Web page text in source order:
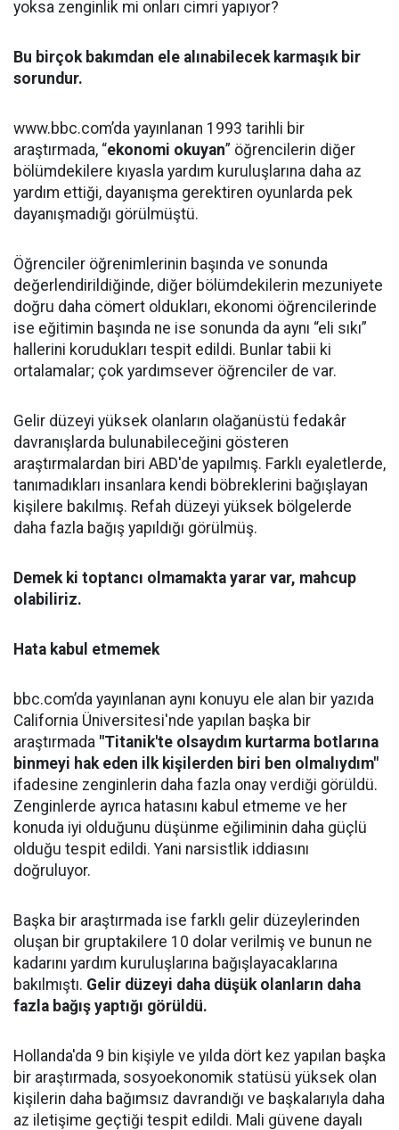
yoksa zenginlik mi onları cimri yapıyor?
Bu birçok bakımdan ele alınabilecek karmaşık bir
sorundur.
www.bbc.com’da yayınlanan 1993 tarihli bir
araştırmada, “ekonomi okuyan” öğrencilerin diğer
bölümdekilere kıyasla yardım kuruluşlarına daha az
yardım ettiği, dayanışma gerektiren oyunlarda pek
dayanışmadığı görülmüştü.
Öğrenciler öğrenimlerinin başında ve sonunda
değerlendirildiğinde, diğer bölümdekilerin mezuniyete
doğru daha cömert oldukları, ekonomi öğrencilerinde
ise eğitimin başında ne ise sonunda da aynı “eli sıkı”
hallerini korudukları tespit edildi. Bunlar tabii ki
ortalamalar; çok yardımsever öğrenciler de var.
Gelir düzeyi yüksek olanların olağanüstü fedakâr
davranışlarda bulunabileceğini gösteren
araştırmalardan biri ABD'de yapılmış. Farklı eyaletlerde,
tanımadıkları insanlara kendi böbreklerini bağışlayan
kişilere bakılmış. Refah düzeyi yüksek bölgelerde
daha fazla bağış yapıldığı görülmüş.
Demek ki toptancı olmamakta yarar var, mahcup
olabiliriz.
Hata kabul etmemek
bbc.com’da yayınlanan aynı konuyu ele alan bir yazıda
California Üniversitesi'nde yapılan başka bir
araştırmada "Titanik'te olsaydım kurtarma botlarına
binmeyi hak eden ilk kişilerden biri ben olmalıydım"
ifadesine zenginlerin daha fazla onay verdiği görüldü.
Zenginlerde ayrıca hatasını kabul etmeme ve her
konuda iyi olduğunu düşünme eğiliminin daha güçlü
olduğu tespit edildi. Yani narsistlik iddiasını
doğruluyor.
Başka bir araştırmada ise farklı gelir düzeylerinden
oluşan bir gruptakilere 10 dolar verilmiş ve bunun ne
kadarını yardım kuruluşlarına bağışlayacaklarına
bakılmıştı. Gelir düzeyi daha düşük olanların daha
fazla bağış yaptığı görüldü.
Hollanda'da 9 bin kişiyle ve yılda dört kez yapılan başka
bir araştırmada, sosyoekonomik statüsü yüksek olan
kişilerin daha bağımsız davrandığı ve başkalarıyla daha
az iletişime geçtiği tespit edildi. Mali güvene dayalı